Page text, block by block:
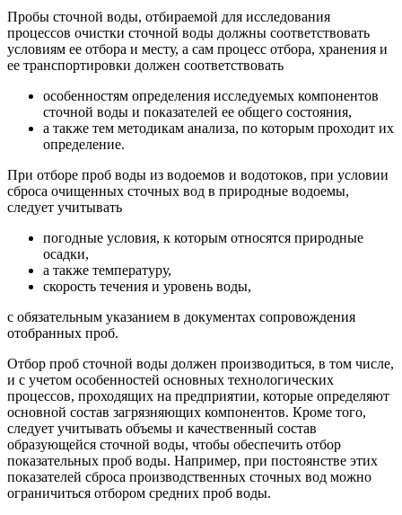
Пробы сточной воды, отбираемой для исследования
процессов очистки сточной воды должны соответствовать
условиям ее отбора и месту, а сам процесс отбора, хранения и
ее транспортировки должен соответствовать
особенностям определения исследуемых компонентов
сточной воды и показателей ее общего состояния,
а также тем методикам анализа, по которым проходит их
определение.
При отборе проб воды из водоемов и водотоков, при условии
сброса очищенных сточных вод в природные водоемы,
следует учитывать
погодные условия, к которым относятся природные
осадки,
а также температуру,
скорость течения и уровень воды,
с обязательным указанием в документах сопровождения
отобранных проб.
Отбор проб сточной воды должен производиться, в том числе,
и с учетом особенностей основных технологических
процессов, проходящих на предприятии, которые определяют
основной состав загрязняющих компонентов. Кроме того,
следует учитывать объемы и качественный состав
образующейся сточной воды, чтобы обеспечить отбор
показательных проб воды. Например, при постоянстве этих
показателей сброса производственных сточных вод можно
ограничиться отбором средних проб воды.